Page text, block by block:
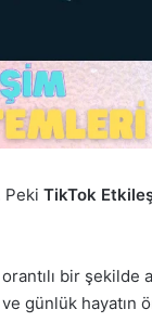
Peki TikTok
bir şekilde
günlük hayatın